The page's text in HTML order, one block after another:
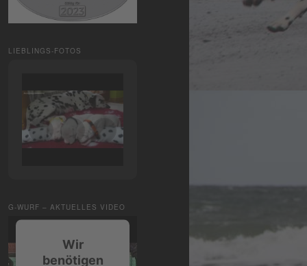
LIEBLINGS-FOTOS
G-WURF – AKTUELLES VIDEO
Wir
benötigen